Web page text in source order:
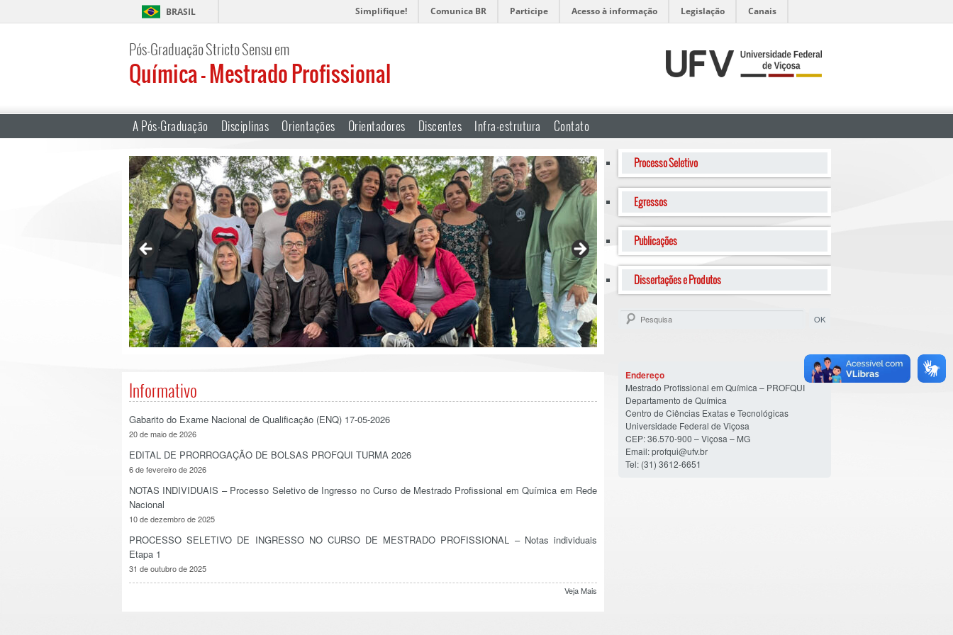
BRASIL Simplifique! Comunica BR Participe Acesso à informação Legislação Canais
Pós-Graduação Stricto Sensu em
Química – Mestrado Profissional
A Pós-Graduação Disciplinas Orientações Orientadores Discentes Infra-estrutura Contato
Informativo
Gabarito do Exame Nacional de Qualificação (ENQ) 17-05-2026
20 de maio de 2026
EDITAL DE PRORROGAÇÃO DE BOLSAS PROFQUI TURMA 2026
6 de fevereiro de 2026
NOTAS INDIVIDUAIS – Processo Seletivo de Ingresso no Curso de Mestrado Profissional em Química em Rede
Nacional
10 de dezembro de 2025
PROCESSO SELETIVO DE INGRESSO NO CURSO DE MESTRADO PROFISSIONAL – Notas individuais
Etapa 1
31 de outubro de 2025
Veja Mais
Processo Seletivo
Egressos
Publicações
Dissertações e Produtos
Endereço
Mestrado Profissional em Química – PROFQUI
Departamento de Química
Centro de Ciências Exatas e Tecnológicas
Universidade Federal de Viçosa
CEP: 36.570-900 – Viçosa – MG
Email: profqui@ufv.br
Tel: (31) 3612-6651